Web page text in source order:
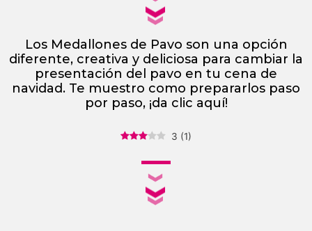
Los Medallones de Pavo son una opción
diferente, creativa y deliciosa para cambiar la
presentación del pavo en tu cena de
navidad. Te muestro como prepararlos paso
por paso, ¡da clic aquí!
3 (1)